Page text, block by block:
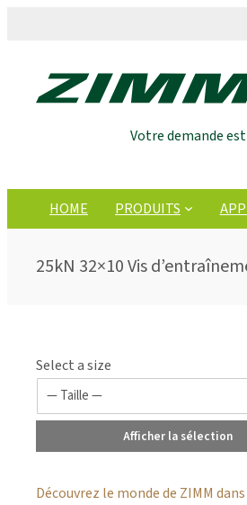
Votre demande
HOME PRODUITS
25kN 32×10 Vis
Select a size
Afficher la sélection
Découvrez le monde de ZIMM